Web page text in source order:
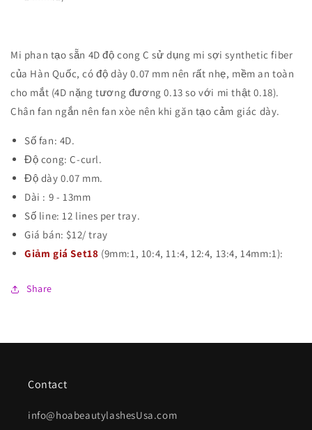
Mi phan tạo sẵn 4D độ cong C sử dụng mi sợi synthetic fiber
của Hàn Quốc, có độ dày 0.07 mm nên rất nhẹ, mềm an toàn
cho mắt (4D nặng tương đương 0.13 so với mi thật 0.18).
Chân fan ngắn nên fan xòe nên khi găn tạo cảm giác dày.
Số fan: 4D.
Độ cong: C-curl.
Độ dày 0.07 mm.
Dài : 9 - 13mm
Số line: 12 lines per tray.
Giá bán: $12/ tray
Giảm giá Set18 (9mm:1, 10:4, 11:4, 12:4, 13:4, 14mm:1):
Share
Contact
info@hoabeautylashesUsa.com